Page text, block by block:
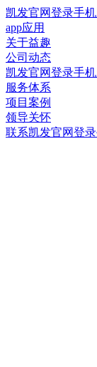
凯发官网登录手
app应用
关于益趣
公司动态
凯发官网登录手
服务体系
项目案例
领导关怀
联系凯发官网登